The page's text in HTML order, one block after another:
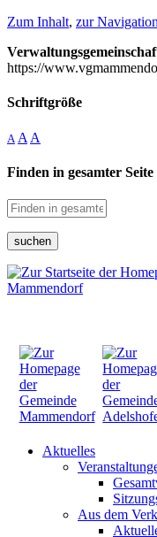
Zum Inhalt, zur Navigation
https://
Schriftgröße
A A A
Finden in gesamter Seite
suchen
Aktuelles
Aus dem